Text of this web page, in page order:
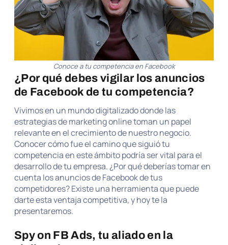
Conoce a tu competencia en Facebook
¿Por qué debes vigilar los anuncios
de Facebook de tu competencia?
Vivimos en un mundo digitalizado donde las
estrategias de marketing online toman un papel
relevante en el crecimiento de nuestro negocio.
Conocer cómo fue el camino que siguió tu
competencia en este ámbito podría ser vital para el
desarrollo de tu empresa. ¿Por qué deberías tomar en
cuenta los anuncios de Facebook de tus
competidores? Existe una herramienta que puede
darte esta ventaja competitiva, y hoy te la
presentaremos.
Spy on FB Ads, tu aliado en la